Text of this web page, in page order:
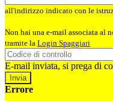
all'indirizzo indicato con le
Non hai una e-mail associata al
tramite la Login Spaggiari
E-mail inviata, si prega di
Errore